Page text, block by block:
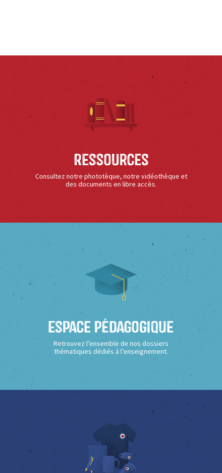
Ressources
Consultez notre phototèque, notre vidéothèque et
des documents en libre accès.
Espace Pédagogique
Retrouvez l’ensemble de nos dossiers
thématiques dédiés à l’enseignement.